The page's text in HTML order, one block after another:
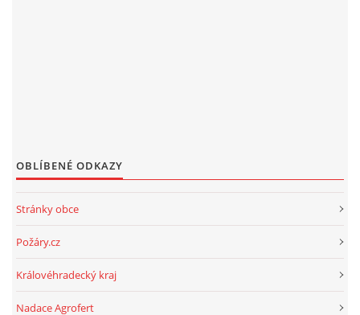
OBLÍBENÉ ODKAZY
Stránky obce
Požáry.cz
Královéhradecký kraj
Nadace Agrofert